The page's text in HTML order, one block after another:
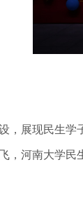
展现民生学子
，河南大学